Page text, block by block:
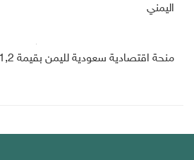
اليمني
منحة اقتصادية سعودية لليمن بقيمة 1,2 مليار دولار